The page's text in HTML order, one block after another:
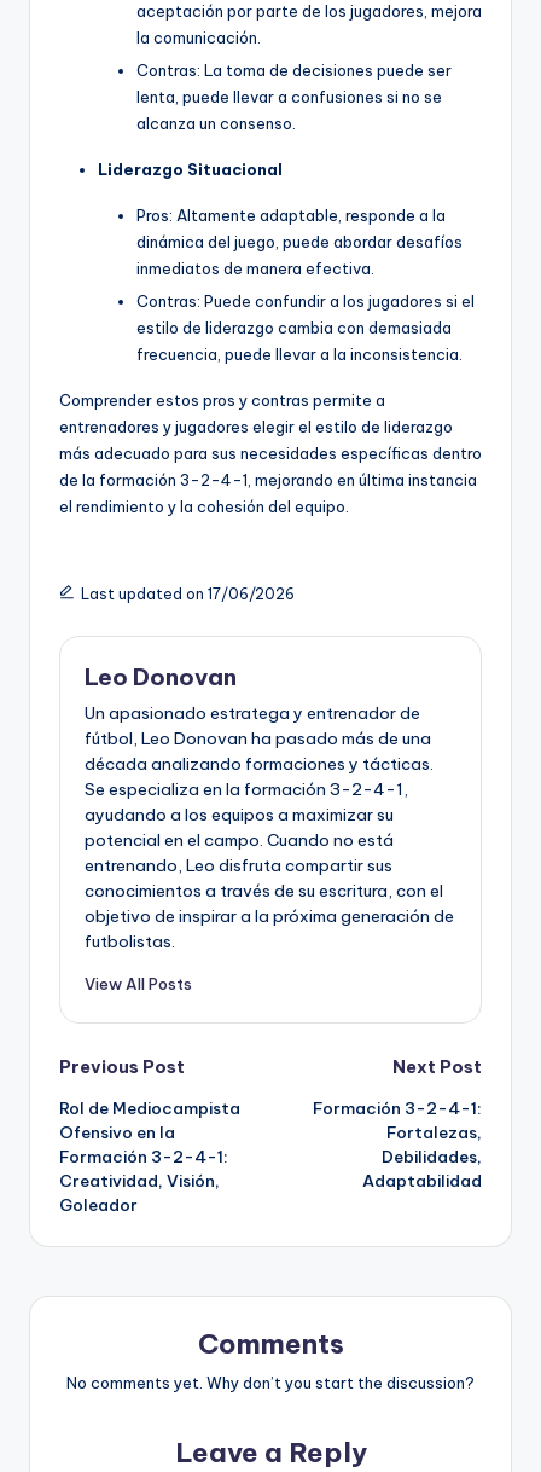
aceptación por parte de los jugadores, mejora
la comunicación.
Contras: La toma de decisiones puede ser
lenta, puede llevar a confusiones si no se
alcanza un consenso.
Liderazgo Situacional
Pros: Altamente adaptable, responde a la
dinámica del juego, puede abordar desafíos
inmediatos de manera efectiva.
Contras: Puede confundir a los jugadores si el
estilo de liderazgo cambia con demasiada
frecuencia, puede llevar a la inconsistencia.
Comprender estos pros y contras permite a
entrenadores y jugadores elegir el estilo de liderazgo
más adecuado para sus necesidades específicas dentro
de la formación 3-2-4-1, mejorando en última instancia
el rendimiento y la cohesión del equipo.
Last updated on 17/06/2026
Leo Donovan
Un apasionado estratega y entrenador de
fútbol, Leo Donovan ha pasado más de una
década analizando formaciones y tácticas.
Se especializa en la formación 3-2-4-1,
ayudando a los equipos a maximizar su
potencial en el campo. Cuando no está
entrenando, Leo disfruta compartir sus
conocimientos a través de su escritura, con el
objetivo de inspirar a la próxima generación de
futbolistas.
View All Posts
Post
navigation
Previous Post
Rol de Mediocampista
Ofensivo en la
Formación 3-2-4-1:
Creatividad, Visión,
Goleador
Next Post
Formación 3-2-4-1:
Fortalezas,
Debilidades,
Adaptabilidad
Comments
No comments yet. Why don’t you start the discussion?
Leave a Reply